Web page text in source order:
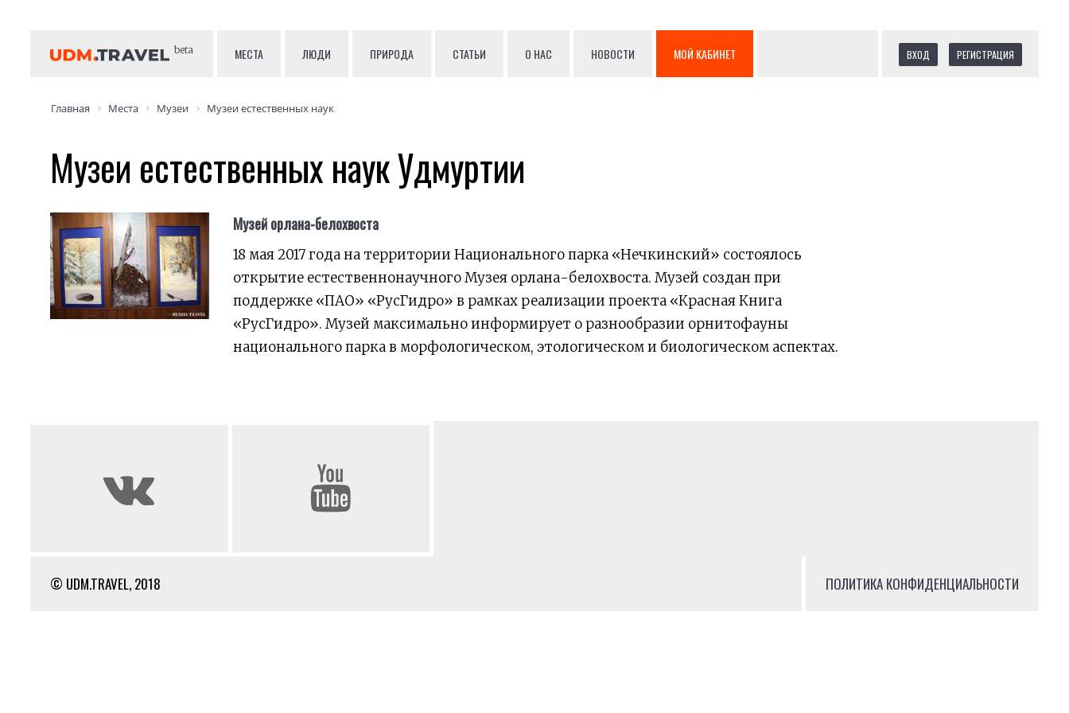
beta МЕСТА ЛЮДИ ПРИРОДА СТАТЬИ О НАС НОВОСТИ МОЙ КАБИНЕТ ВХОД РЕГИСТРАЦИЯ
Главная Места Музеи Музеи естественных наук
Музеи естественных наук Удмуртии
Музей орлана-белохвоста
18 мая 2017 года на территории Национального парка «Нечкинский» состоялось
открытие естественнонаучного Музея орлана-белохвоста. Музей создан при
поддержке «ПАО» «РусГидро» в рамках реализации проекта «Красная Книга
«РусГидро». Музей максимально информирует о разнообразии орнитофауны
национального парка в морфологическом, этологическом и биологическом аспектах.
© UDM.TRAVEL, 2018 ПОЛИТИКА КОНФИДЕНЦИАЛЬНОСТИ